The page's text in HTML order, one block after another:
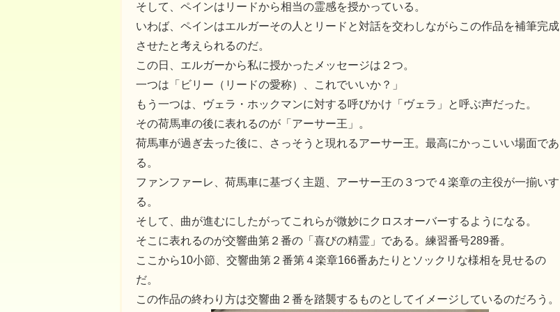
そして、ペインはリードから相当の霊感を授かっている。
いわば、ペインはエルガーその人とリードと対話を交わしながらこの作品を補筆完成
させたと考えられるのだ。
この日、エルガーから私に授かったメッセージは２つ。
一つは「ビリー（リードの愛称）、これでいいか？」
もう一つは、ヴェラ・ホックマンに対する呼びかけ「ヴェラ」と呼ぶ声だった。
その荷馬車の後に表れるのが「アーサー王」。
荷馬車が過ぎ去った後に、さっそうと現れるアーサー王。最高にかっこいい場面であ
る。
ファンファーレ、荷馬車に基づく主題、アーサー王の３つで４楽章の主役が一揃いす
る。
そして、曲が進むにしたがってこれらが微妙にクロスオーバーするようになる。
そこに表れるのが交響曲第２番の「喜びの精霊」である。練習番号289番。
ここから10小節、交響曲第２番第４楽章166番あたりとソックリな様相を見せるの
だ。
この作品の終わり方は交響曲２番を踏襲するものとしてイメージしているのだろう。